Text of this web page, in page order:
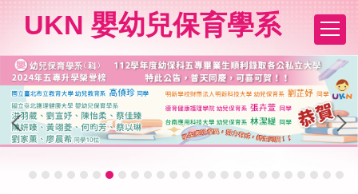
要
內
容
區
UKN 嬰幼兒保育學系